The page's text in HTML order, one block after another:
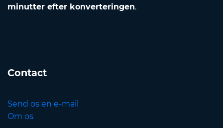
minutter efter konverteringen.
Contact
Send os en e-mail
Om os